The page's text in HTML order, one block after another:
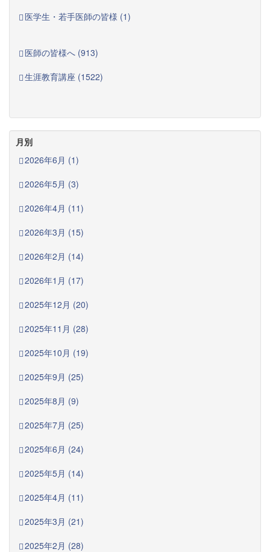
医学生・若手医師の皆様 (1)
医師の皆様へ (913)
生涯教育講座 (1522)
月別
2026年6月 (1)
2026年5月 (3)
2026年4月 (11)
2026年3月 (15)
2026年2月 (14)
2026年1月 (17)
2025年12月 (20)
2025年11月 (28)
2025年10月 (19)
2025年9月 (25)
2025年8月 (9)
2025年7月 (25)
2025年6月 (24)
2025年5月 (14)
2025年4月 (11)
2025年3月 (21)
2025年2月 (28)